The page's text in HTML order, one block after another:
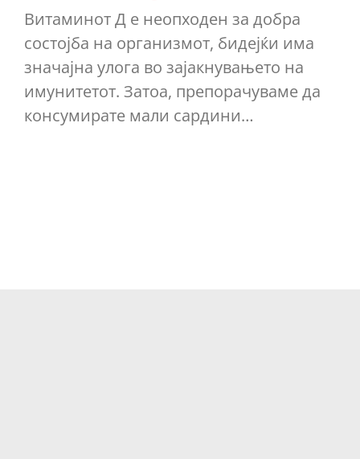
Витаминот Д е неопходен за добра
состојба на организмот, бидејќи има
значајна улога во зајакнувањето на
имунитетот. Затоа, препорачуваме да
консумирате мали сардини…